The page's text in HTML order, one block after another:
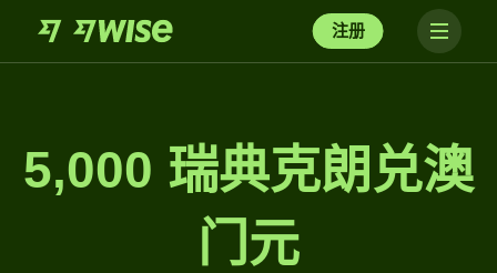
注册
5,000 瑞典克朗兑澳
门元